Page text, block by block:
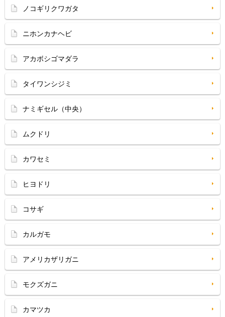
ノコギリクワガタ
ニホンカナヘビ
アカボシゴマダラ
タイワンシジミ
ナミギセル（中央）
ムクドリ
カワセミ
ヒヨドリ
コサギ
カルガモ
アメリカザリガニ
モクズガニ
カマツカ